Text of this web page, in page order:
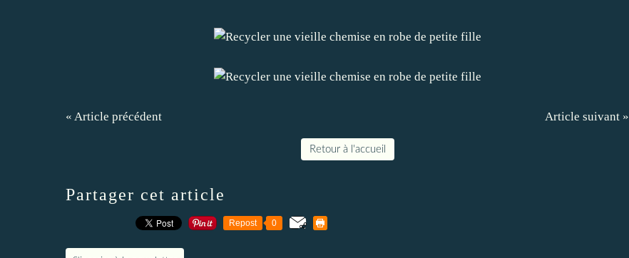
« Article précédent Article suivant »
Retour à l'accueil
Partager cet article
Repost 0